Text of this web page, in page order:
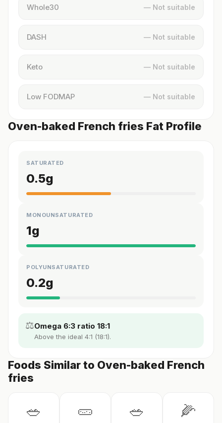
Whole30 — Not suitable
DASH — Not suitable
Keto — Not suitable
Low FODMAP — Not suitable
Oven-baked French fries Fat Profile
SATURATED
0.5g
MONOUNSATURATED
1g
POLYUNSATURATED
0.2g
⚖️Omega 6:3 ratio 18:1
Above the ideal 4:1 (18:1).
Foods Similar to Oven-baked French
fries
🥗 🥒 🥗 🌽